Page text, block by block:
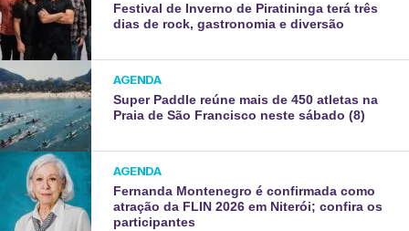
Festival de Inverno de Piratininga terá três
dias de rock, gastronomia e diversão
AGENDA
Super Paddle reúne mais de 450 atletas na
Praia de São Francisco neste sábado (8)
AGENDA
Fernanda Montenegro é confirmada como
atração da FLIN 2026 em Niterói; confira os
participantes